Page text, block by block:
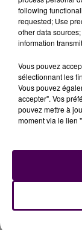
Une série de
dans une
proposée par
un service
les victimes de
sexuelles.
Ce service,
Cornu, est
mains et le
participantes
Ce sont elles
l’exposition.
Vous savez,
following
requested; Use
other data
information
Vous pouvez
sélectionnant les
Vous pouvez
accepter". Vos
pouvez mettre à
moment via le lien